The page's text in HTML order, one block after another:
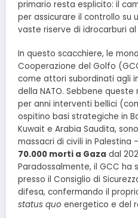
primario resta esplicito: il
per assicurare il controllo su
vaste riserve di idrocarburi al
In questo scacchiere, le
Cooperazione del Golfo
come attori subordinati agli
della NATO. Sebbene
per anni interventi bellici
ospitino basi strategiche in
Kuwait e Arabia Saudita,
massacri di civili in
70.000 morti a Gaza dal
Paradossalmente, il GCC ha
presso il Consiglio di
difesa, confermando il
status quo energetico e del